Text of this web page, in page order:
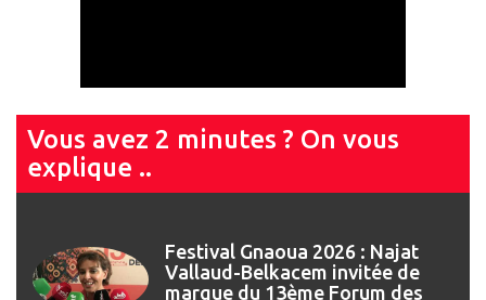
Vous avez 2 minutes ? On vous
explique ..
Festival Gnaoua 2026 : Najat
Vallaud-Belkacem invitée de
marque du 13ème Forum des